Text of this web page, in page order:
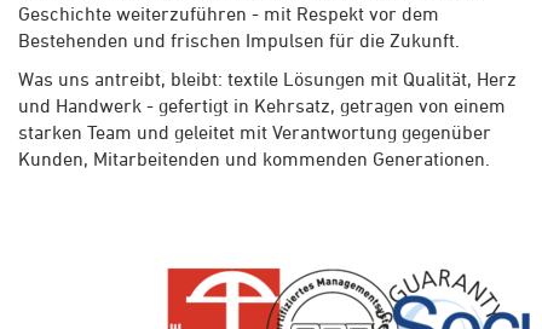
Geschichte weiterzuführen - mit Respekt vor dem
Bestehenden und frischen Impulsen für die Zukunft.
Was uns antreibt, bleibt: textile Lösungen mit Qualität, Herz
und Handwerk - gefertigt in Kehrsatz, getragen von einem
starken Team und geleitet mit Verantwortung gegenüber
Kunden, Mitarbeitenden und kommenden Generationen.